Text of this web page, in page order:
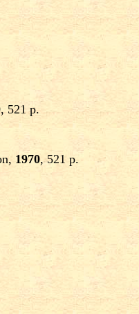
, 521 p.
1970, 521 p.